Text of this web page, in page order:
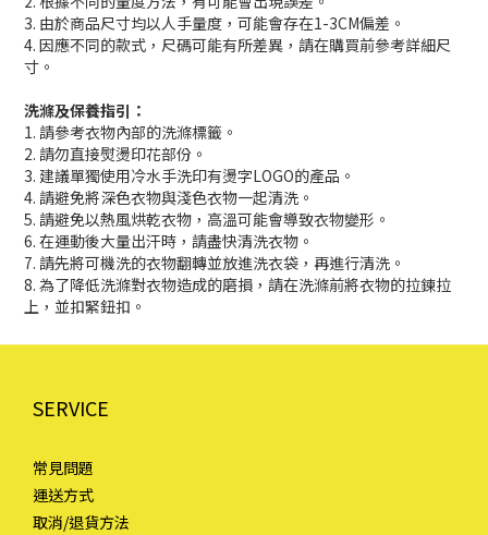
3. 由於商品尺寸均以人手量度，可能會存在1-3CM偏差。
4. 因應不同的款式，尺碼可能有所差異，請在購買前參考詳細尺
寸。
洗滌及保養指引：
1. 請參考衣物內部的洗滌標籤。
2. 請勿直接熨燙印花部份。
3. 建議單獨使用冷水手洗印有燙字LOGO的產品。
4. 請避免將深色衣物與淺色衣物一起清洗。
5. 請避免以熱風烘乾衣物，高溫可能會導致衣物變形。
6. 在運動後大量出汗時，請盡快清洗衣物。
7. 請先將可機洗的衣物翻轉並放進洗衣袋，再進行清洗。
8. 為了降低洗滌對衣物造成的磨損，請在洗滌前將衣物的拉鍊拉
上，並扣緊鈕扣。
SERVICE
常見問題
運送方式
取消/退貨方法